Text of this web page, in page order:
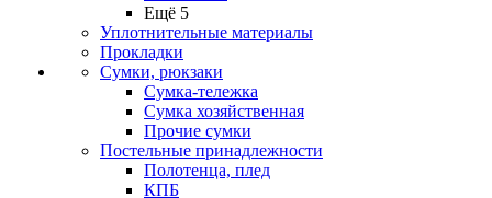
Ещё 5
Уплотнительные материалы
Прокладки
Сумки, рюкзаки
Сумка-тележка
Сумка хозяйственная
Прочие сумки
Постельные принадлежности
Полотенца, плед
КПБ